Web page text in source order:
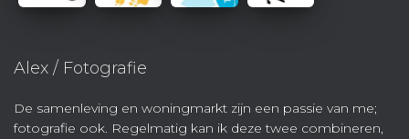
Alex / Fotografie
De samenleving en woningmarkt zijn een passie van me;
fotografie ook. Regelmatig kan ik deze twee combineren,